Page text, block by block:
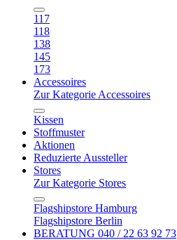
117
118
138
145
173
Accessoires
Zur Kategorie Accessoires
Kissen
Stoffmuster
Aktionen
Reduzierte Aussteller
Stores
Zur Kategorie Stores
Flagshipstore Hamburg
Flagshipstore Berlin
BERATUNG 040 / 22 63 92 73